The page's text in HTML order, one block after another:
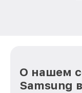
О нашем
Samsung